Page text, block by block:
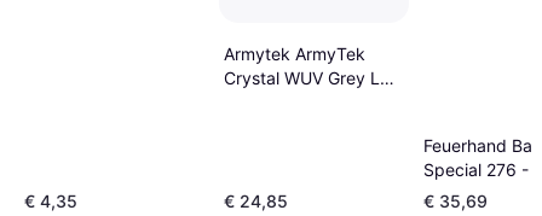
€ 4,35
Armytek ArmyTek
Crystal WUV Grey LED
34 g
€ 24,85
Feuerhand
Special 276 -
White
€ 35,69